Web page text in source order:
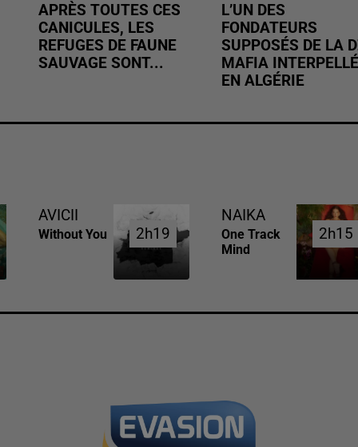
APRÈS TOUTES CES
CANICULES, LES
REFUGES DE FAUNE
SAUVAGE SONT...
L’UN DES
FONDATEURS
SUPPOSÉS DE LA
MAFIA INTERPELLÉ
EN ALGÉRIE
AVICII
Without You 2h19
2h19
NAIKA
One Track
Mind
2h15
2h15